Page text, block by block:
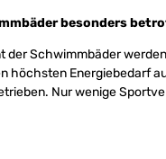
besonders
der Schwimmbäder
höchsten Energiebedarf
Nur wenige